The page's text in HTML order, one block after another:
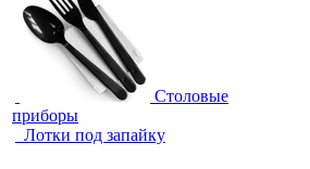
Столовые
приборы
Лотки под запайку